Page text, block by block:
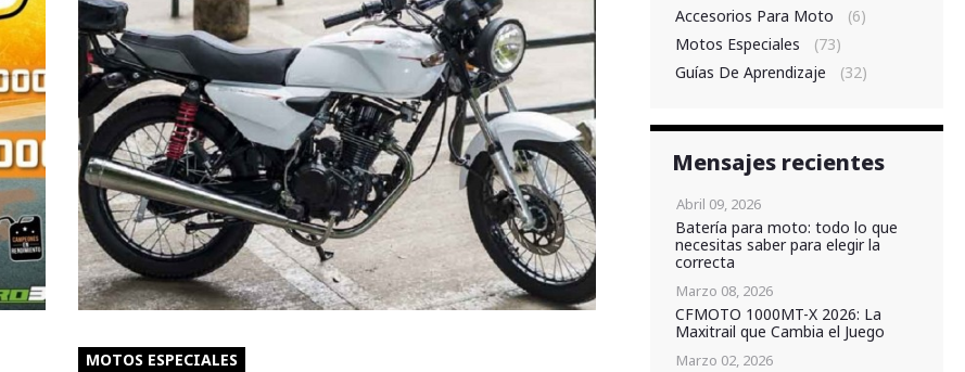
MOTOS ESPECIALES
Accesorios Para Moto
(6)
Motos Especiales
(73)
Guías De Aprendizaje
(32)
Mensajes recientes
Abril 09, 2026
Batería para moto: todo lo que
necesitas saber para elegir la
correcta
Marzo 08, 2026
CFMOTO 1000MT-X 2026: La
Maxitrail que Cambia el Juego
Marzo 02, 2026